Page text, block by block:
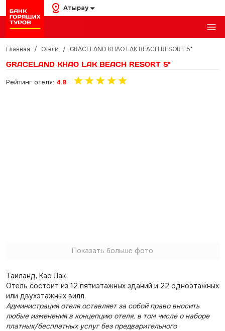
Атырау
Главная / Отели / GRACELAND KHAO LAK BEACH RESORT 5*
GRACELAND KHAO LAK BEACH RESORT 5*
Рейтинг отеля: 4.8
Показать больше фото
Таиланд, Као Лак
Отель состоит из 12 пятиэтажных зданий и 22 одноэтажных
или двухэтажных вилл.
Администрация отеля оставляет за собой право вносить
любые изменения в концепцию отеля, в том числе о наборе
платных/бесплатных услуг без предварительного